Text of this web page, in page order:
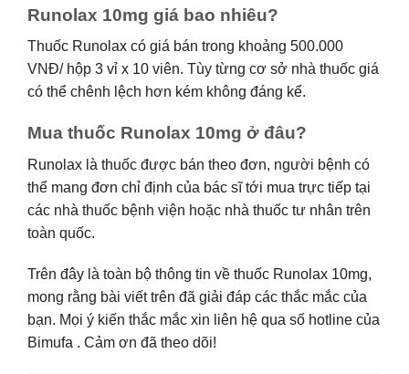
Runolax 10mg giá bao nhiêu?
Thuốc Runolax có giá bán trong khoảng 500.000
VNĐ/ hộp 3 vỉ x 10 viên. Tùy từng cơ sở nhà thuốc giá
có thể chênh lệch hơn kém không đáng kể.
Mua thuốc Runolax 10mg ở đâu?
Runolax là thuốc được bán theo đơn, người bệnh có
thể mang đơn chỉ định của bác sĩ tới mua trực tiếp tại
các nhà thuốc bệnh viện hoặc nhà thuốc tư nhân trên
toàn quốc.
Trên đây là toàn bộ thông tin về thuốc Runolax 10mg,
mong rằng bài viết trên đã giải đáp các thắc mắc của
bạn. Mọi ý kiến thắc mắc xin liên hệ qua số hotline của
Bimufa . Cảm ơn đã theo dõi!